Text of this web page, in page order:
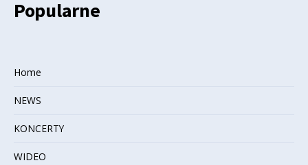
Popularne
Home
NEWS
KONCERTY
WIDEO